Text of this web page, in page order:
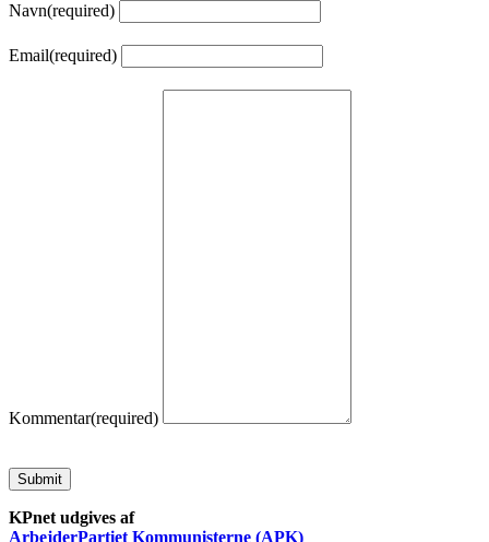
Navn(required)
Email(required)
Kommentar(required)
Submit
KPnet udgives af
ArbejderPartiet Kommunisterne (APK)